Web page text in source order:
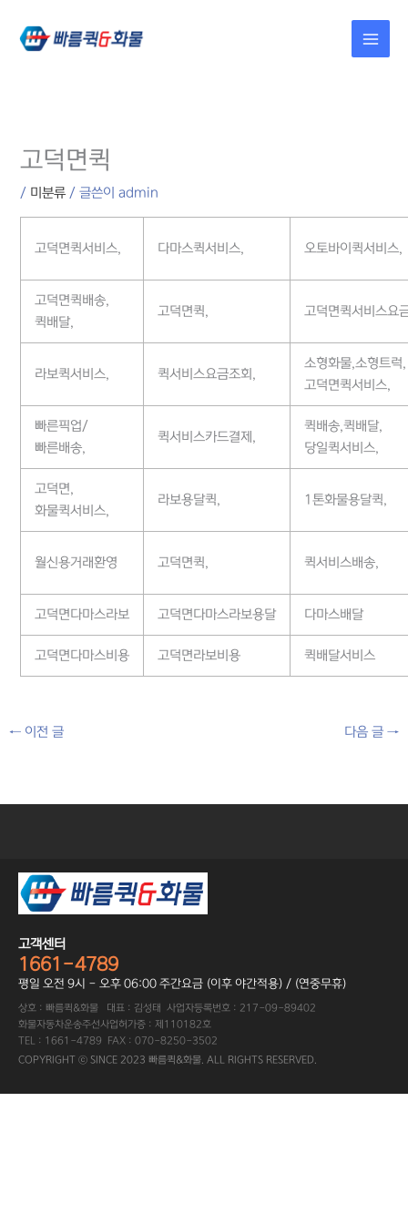
건너뛰기
고덕면퀵
/ 미분류 / 글쓴이admin
고덕면퀵서비스, 다마스퀵서비스, 오토바이퀵서비스,
고덕면퀵배송,
퀵배달,
고덕면퀵, 고덕면퀵서비스요
라보퀵서비스, 퀵서비스요금조회,
소형화물,소형트럭,
고덕면퀵서비스,
빠른픽업/
빠른배송,
퀵서비스카드결제,
퀵배송,퀵배달,
당일퀵서비스,
고덕면,
화물퀵서비스,
라보용달퀵, 1톤화물용달퀵,
월신용거래환영 고덕면퀵, 퀵서비스배송,
고덕면다마스라보 고덕면다마스라보용달 다마스배달
고덕면다마스비용 고덕면라보비용 퀵배달서비스
←이전 글 다음 글→
고객센터
1661-4789
평일 오전 9시 - 오후 06:00 주간요금 (이후 야간적용) / (연중무휴)
상호 : 빠름퀵&화물 대표 : 김성태 사업자등록번호 : 217-09-89402
화물자동차운송주선사업허가증 : 제110182호
TEL : 1661-4789 FAX : 070-8250-3502
COPYRIGHT ⓒ SINCE 2023 빠름퀵&화물. ALL RIGHTS RESERVED.